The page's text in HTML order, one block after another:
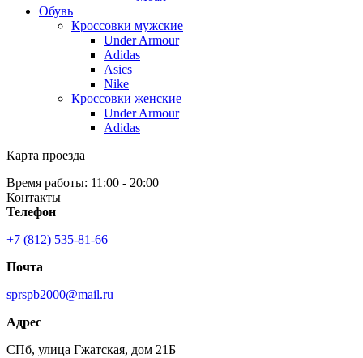
Обувь
Кроссовки мужские
Under Armour
Adidas
Asics
Nike
Кроссовки женские
Under Armour
Adidas
Карта проезда
Время работы: 11:00 - 20:00
Контакты
Телефон
+7 (812) 535-81-66
Почта
sprspb2000@mail.ru
Адрес
СПб, улица Гжатская, дом 21Б